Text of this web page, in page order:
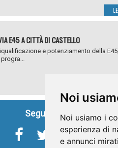
Noi
Noi usiamo i
esperienza di
e annunci
E45 A CITTÀ DI CASTELLO
e potenziamento della
Seguici su